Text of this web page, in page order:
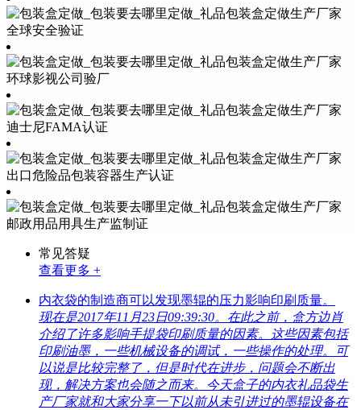
全球安全验证
环球影视公司验厂
迪士尼FAMA认证
出口危险品包装容器生产认证
邮政用品用具生产监制证
常见答疑
查看更多 +
内衣袋的制造商可以发现墨辊的压力影响印刷质量。
现在是2017年11月23日09:39:30。在此之前，盒方边肖
介绍了许多影响手提袋印刷质量的因素。这些因素包括
印刷油墨，一些机械设备的调试，一些操作的处理。可
以说是比较完整了，但是时代在进步，问题会不断出
现，解决方案也会随之而来。今天盒子的内衣礼品袋生
产厂家就和大家分享一下以前从未引进过的墨辊设备在